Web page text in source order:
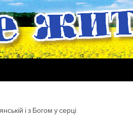
і з Богом у серці